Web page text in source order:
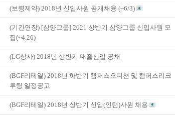
(보령제약) 2018년 신입사원 공개채용 (~6/3)
(기간연장) [삼양그룹] 2021 상반기 삼양그룹 신입사원 모
집(~4.26)
(LG상사) 2018년 상반기 대졸신입 공채
(BGF리테일) 2018년 하반기 캠퍼스오디션 및 캠퍼스리크
루팅 일정공고
(BGF리테일) 2018년 상반기 신입(인턴)사원 채용